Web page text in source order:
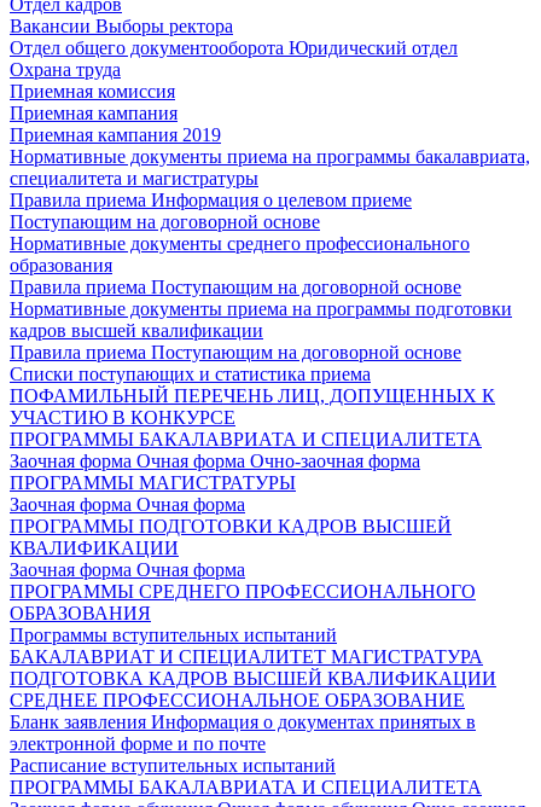
Вакансии Выборы ректора
Отдел общего документооборота Юридический отдел
Охрана труда
Приемная комиссия
Приемная кампания
Приемная кампания 2019
Нормативные документы приема на программы бакалавриата,
специалитета и магистратуры
Правила приема Информация о целевом приеме
Поступающим на договорной основе
Нормативные документы среднего профессионального
образования
Правила приема Поступающим на договорной основе
Нормативные документы приема на программы подготовки
кадров высшей квалификации
Правила приема Поступающим на договорной основе
Списки поступающих и статистика приема
ПОФАМИЛЬНЫЙ ПЕРЕЧЕНЬ ЛИЦ, ДОПУЩЕННЫХ К
УЧАСТИЮ В КОНКУРСЕ
ПРОГРАММЫ БАКАЛАВРИАТА И СПЕЦИАЛИТЕТА
Заочная форма Очная форма Очно-заочная форма
ПРОГРАММЫ МАГИСТРАТУРЫ
Заочная форма Очная форма
ПРОГРАММЫ ПОДГОТОВКИ КАДРОВ ВЫСШЕЙ
КВАЛИФИКАЦИИ
Заочная форма Очная форма
ПРОГРАММЫ СРЕДНЕГО ПРОФЕССИОНАЛЬНОГО
ОБРАЗОВАНИЯ
Программы вступительных испытаний
БАКАЛАВРИАТ И СПЕЦИАЛИТЕТ МАГИСТРАТУРА
ПОДГОТОВКА КАДРОВ ВЫСШЕЙ КВАЛИФИКАЦИИ
СРЕДНЕЕ ПРОФЕССИОНАЛЬНОЕ ОБРАЗОВАНИЕ
Бланк заявления Информация о документах принятых в
электронной форме и по почте
Расписание вступительных испытаний
ПРОГРАММЫ БАКАЛАВРИАТА И СПЕЦИАЛИТЕТА